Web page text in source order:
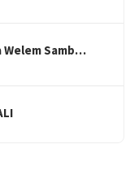
Welem Samb…